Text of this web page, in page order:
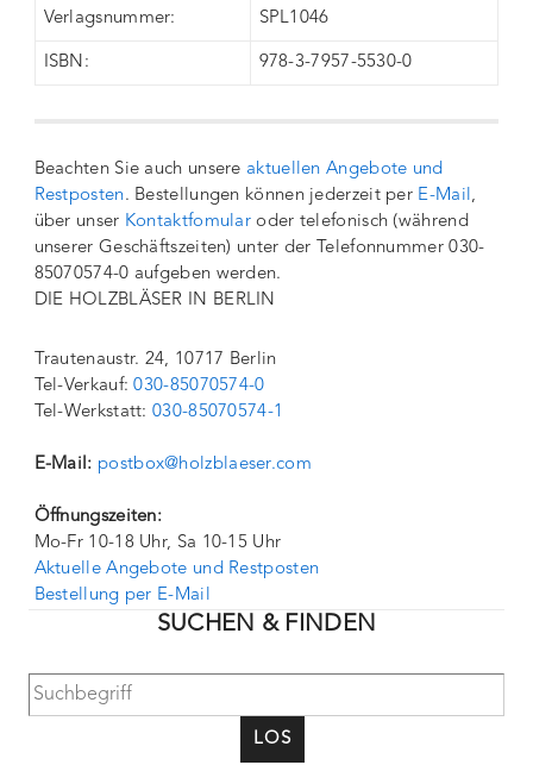
Verlagsnummer: SPL1046
ISBN: 978-3-7957-5530-0
Beachten Sie auch unsere aktuellen Angebote und
Restposten. Bestellungen können jederzeit per E-Mail,
über unser Kontaktfomular oder telefonisch (während
unserer Geschäftszeiten) unter der Telefonnummer 030-
85070574-0 aufgeben werden.
DIE HOLZBLÄSER IN BERLIN
Trautenaustr. 24, 10717 Berlin
Tel-Verkauf:030-85070574-0
Tel-Werkstatt:030-85070574-1
E-Mail: postbox@holzblaeser.com
Öffnungszeiten:
Mo-Fr 10-18 Uhr, Sa 10-15 Uhr
Aktuelle Angebote und Restposten
Bestellung per E-Mail
SUCHEN & FINDEN
LOS